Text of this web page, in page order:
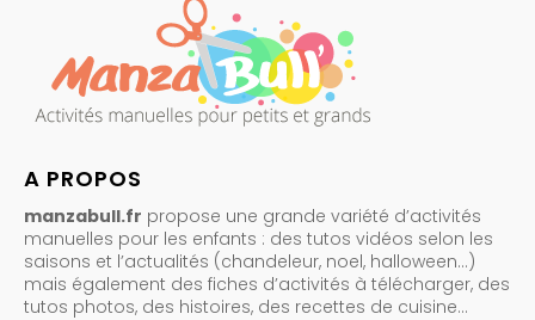
A PROPOS
manzabull.fr propose une grande variété d’activités
manuelles pour les enfants : des tutos vidéos selon les
saisons et l’actualités (chandeleur, noel, halloween…)
mais également des fiches d’activités à télécharger, des
tutos photos, des histoires, des recettes de cuisine…